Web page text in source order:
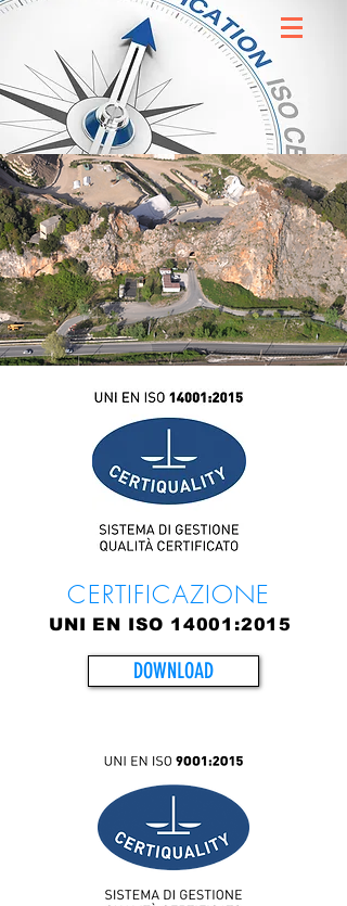
CERTIFICAZIONE
UNI EN ISO 14001:2015
DOWNLOAD